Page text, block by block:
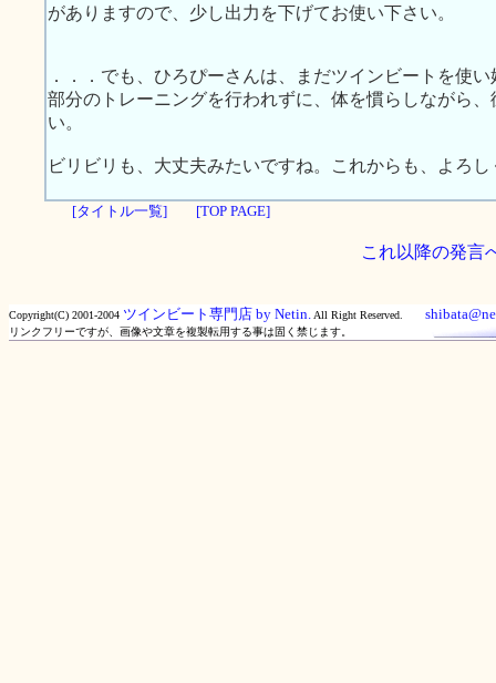
がありますので、少し出力を下げてお使い下さい。
．．．でも、ひろぴーさんは、まだツインビートを使
部分のトレーニングを行われずに、体を慣らしながら
い。
ビリビリも、大丈夫みたいですね。これからも、よろ
[タイトル一覧] [TOP PAGE]
これ以降の発言
Copyright(C) 2001-2004 ツインビート専門店 by Netin. All Right Reserved.
リンクフリーですが、画像や文章を複製転用する事は固く禁じます。